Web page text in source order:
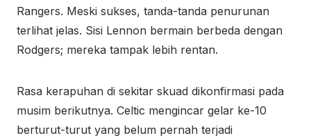
Rangers. Meski sukses, tanda-tanda penurunan
terlihat jelas. Sisi Lennon bermain berbeda dengan
Rodgers; mereka tampak lebih rentan.
Rasa kerapuhan di sekitar skuad dikonfirmasi pada
musim berikutnya. Celtic mengincar gelar ke-10
berturut-turut yang belum pernah terjadi